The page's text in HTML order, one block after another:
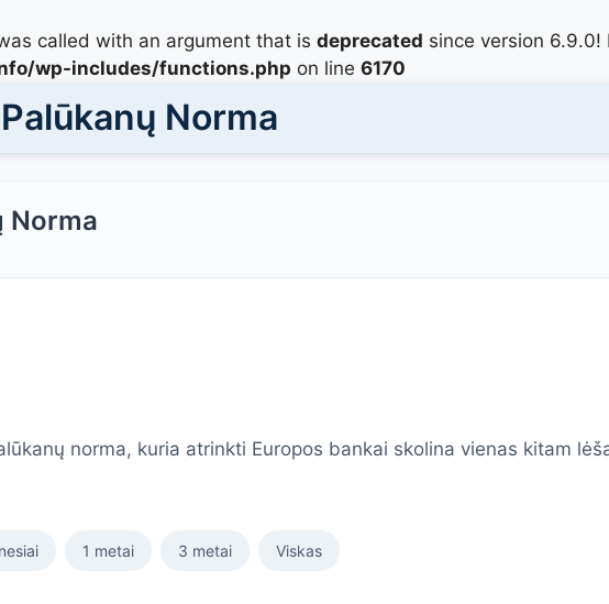
called with an argument that is deprecated since version 6.9.0!
wp-includes/functions.php on line 6170
Norma
Norma
norma, kuria atrinkti Europos bankai skolina vienas kitam
1 metai 3 metai Viskas